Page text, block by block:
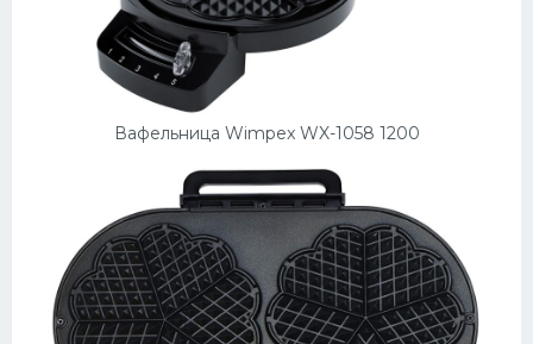
Вафельница Wimpex WX-1058 1200